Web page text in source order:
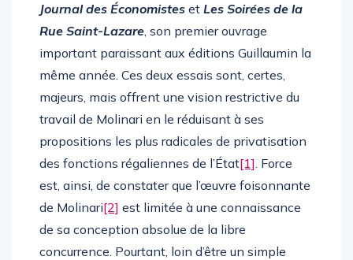
Journal des Économistes et Les Soirées de la
Rue Saint-Lazare, son premier ouvrage
important paraissant aux éditions Guillaumin la
même année. Ces deux essais sont, certes,
majeurs, mais offrent une vision restrictive du
travail de Molinari en le réduisant à ses
propositions les plus radicales de privatisation
des fonctions régaliennes de l’État[1]. Force
est, ainsi, de constater que l’œuvre foisonnante
de Molinari[2] est limitée à une connaissance
de sa conception absolue de la libre
concurrence. Pourtant, loin d’être un simple